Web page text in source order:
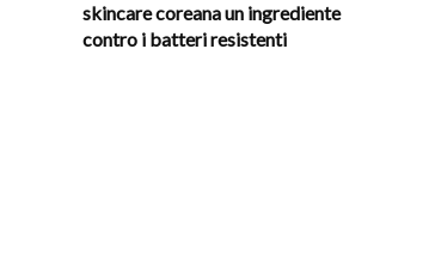
skincare coreana un ingrediente
contro i batteri resistenti